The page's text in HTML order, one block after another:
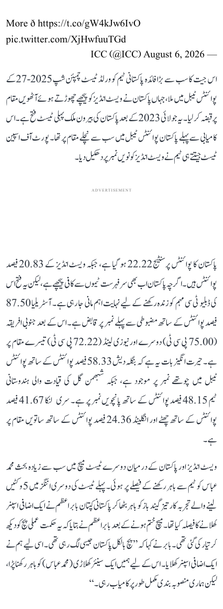
More ðhttps://t.co/gW4kJw6IvO
pic.twitter.com/XjHwfuuTGd
— ICC (@ICC)
August 6, 2026
اس جیت کا سب سے بڑا فائدہ پاکستانی ٹیم کو ورلڈ ٹیسٹ چمپئن شپ2025-27کے
پوائنٹس ٹیبل میں ملا، جہاں پاکستان نے ویسٹ انڈیز کو پیچھے چھوڑتے ہوئے آٹھویں مقام
پر قبضہ کر لیا۔ یہ جولائی 2023 کے بعد پاکستان کی بیرون ملک پہلی ٹیسٹ فتح ہے۔ اس
کامیابی سے پہلے پاکستان پوائنٹس ٹیبل میں سب سے نچلے مقام پر تھا۔ پورٹ آف اسپین
ٹیسٹ جیتتے ہی ٹیم نے ویسٹ انڈیز کو نویں نمبر پر دھکیل دیا۔
ADVERTISEMENT
پاکستان کا پوائنٹس پرسنٹیج 22.22 ہو گیا ہے، جبکہ ویسٹ انڈیز کے 20.83 فیصد
پوائنٹس ہیں۔ اگرچہ پاکستان اب بھی سرفہرست ٹیموں سے کافی پیچھے ہے، لیکن یہ فتح اس
کی ڈبلیو ٹی سی مہم کو زندہ رکھنے کے لیے نہایت اہم مانی جا رہی ہے۔ آسٹریلیا 87.50
فیصد پوائنٹس کے ساتھ مضبوطی سے پہلے نمبر پر قابض ہے۔ اس کے بعد جنوبی افریقہ
(75.00 پی سی ٹی) دوسرے اور نیوزی لینڈ (72.22 پی سی ٹی) تیسرے مقام پر
ہے۔ حیرت انگیز بات یہ ہے کہ بنگلہ دیش 58.33 فیصد پوائنٹس کے ساتھ پوائنٹس
ٹیبل میں چوتھے نمبر پر موجود ہے، جبکہ شبھمن گل کی قیادت والی ہندوستانی
ٹیم 48.15 فیصد پوائنٹس کے ساتھ پانچویں نمبر پر ہے۔ سری لنکا 41.67 فیصد
پوائنٹس کے ساتھ چھٹے اور انگلینڈ 24.36 فیصد پوائنٹس کے ساتھ ساتویں مقام پر
ہے۔
ویسٹ انڈیز اور پاکستان کے درمیان دوسرے ٹیسٹ میچ میں سب سے زیادہ بحث محمد
عباس کو ٹیم سے باہر رکھنے کے فیصلے پر ہوئی۔ پہلے ٹیسٹ کی دوسری اننگز میں 5 وکٹیں
لینے والے تجربہ کار تیز گیند باز کو باہر بٹھا کر پاکستانی کپتان بابر اعظم نے ایک اضافی اسپنر
کھلانے کا فیصلہ کیا تھا۔ میچ ختم ہونے کے بعد بابر اعظم نے بتایا کہ یہ حکمت عملی پچ کو دیکھ
کر تیار کی گئی تھی۔ بابر نے کہا کہ ’’پچ بالکل پاکستان جیسی لگ رہی تھی۔ اسی لیے ہم نے
ایک اضافی اسپنر کھلایا۔ اس کے لیے ہمیں ایک سینئر کھلاڑی (محمد عباس) کو باہر رکھنا پڑا،
لیکن ہماری منصوبہ بندی مکمل طور پر کامیاب رہی۔‘‘